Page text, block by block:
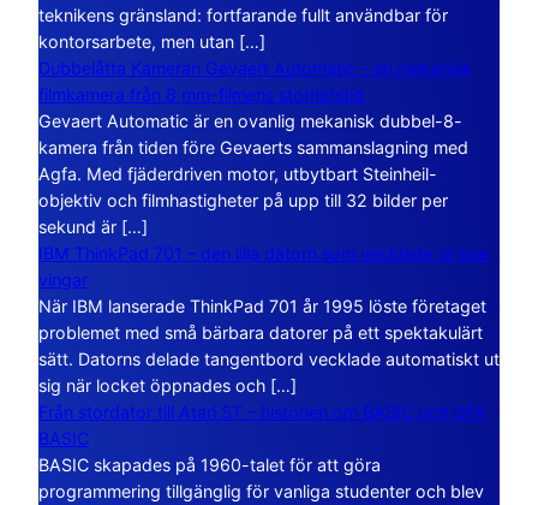
teknikens gränsland: fortfarande fullt användbar för
kontorsarbete, men utan […]
Dubbelåtta Kameran Gevaert Automatic – en mekanisk
filmkamera från 8 mm-filmens storhetstid
Gevaert Automatic är en ovanlig mekanisk dubbel-8-
kamera från tiden före Gevaerts sammanslagning med
Agfa. Med fjäderdriven motor, utbytbart Steinheil-
objektiv och filmhastigheter på upp till 32 bilder per
sekund är […]
IBM ThinkPad 701 – den lilla datorn som vecklade ut sina
vingar
När IBM lanserade ThinkPad 701 år 1995 löste företaget
problemet med små bärbara datorer på ett spektakulärt
sätt. Datorns delade tangentbord vecklade automatiskt ut
sig när locket öppnades och […]
Från stordator till Atari ST – historien om BASIC och GFA
BASIC
BASIC skapades på 1960-talet för att göra
programmering tillgänglig för vanliga studenter och blev